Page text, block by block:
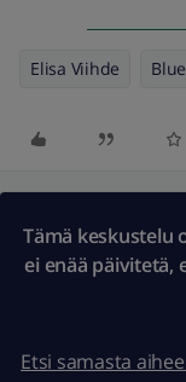
Elisa Viihde
Tämä keskustelu
ei enää päivitetä,
Etsi samasta